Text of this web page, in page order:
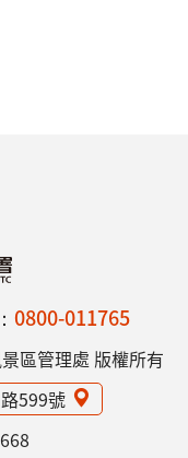
0800-011765
區管理處 版權所有
599號